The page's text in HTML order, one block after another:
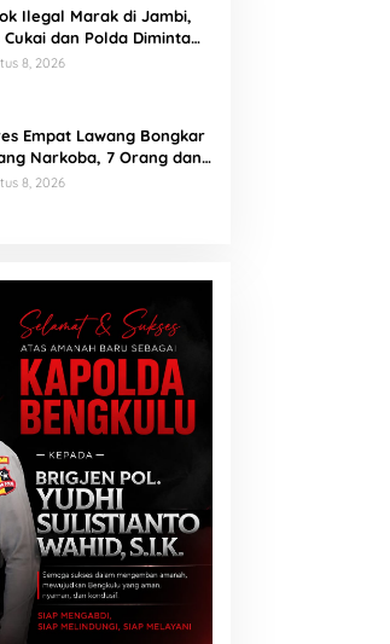
Ilegal Marak di Jambi,
Cukai dan Polda Diminta
Penindakan
8, 2026
Empat Lawang Bongkar
Narkoba, 7 Orang dan
Rakitan Diamankan
8, 2026